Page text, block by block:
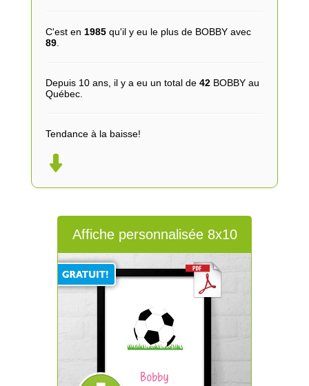
C'est en 1985qu'il y eu le plus de BOBBY avec
89.
Depuis 10 ans, il y a eu un total de 42BOBBY au
Québec.
Tendance à la baisse!
Affiche personnalisée 8x10
Bobby